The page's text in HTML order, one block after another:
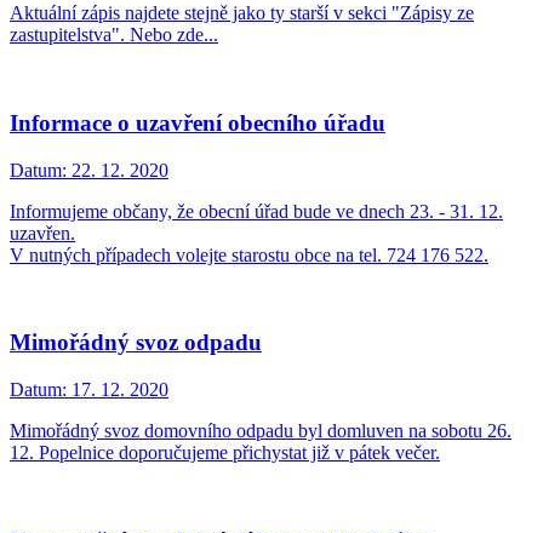
Aktuální zápis najdete stejně jako ty starší v sekci "Zápisy ze
zastupitelstva". Nebo zde...
Informace o uzavření obecního úřadu
Datum: 22. 12. 2020
Informujeme občany, že obecní úřad bude ve dnech 23. - 31. 12.
uzavřen.
V nutných případech volejte starostu obce na tel. 724 176 522.
Mimořádný svoz odpadu
Datum: 17. 12. 2020
Mimořádný svoz domovního odpadu byl domluven na sobotu 26.
12. Popelnice doporučujeme přichystat již v pátek večer.